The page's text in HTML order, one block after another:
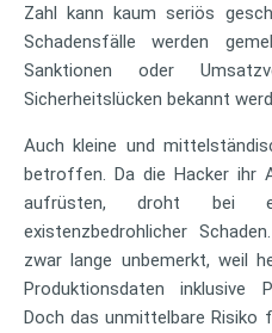
Zahl kann kaum seriös
Schadensfälle werden
Sanktionen oder
Sicherheitslücken bekannt
Auch kleine und
betroffen. Da die Hacker ihr
aufrüsten, droht bei
existenzbedrohlicher
zwar lange unbemerkt, weil
Produktionsdaten inklusive
Doch das unmittelbare